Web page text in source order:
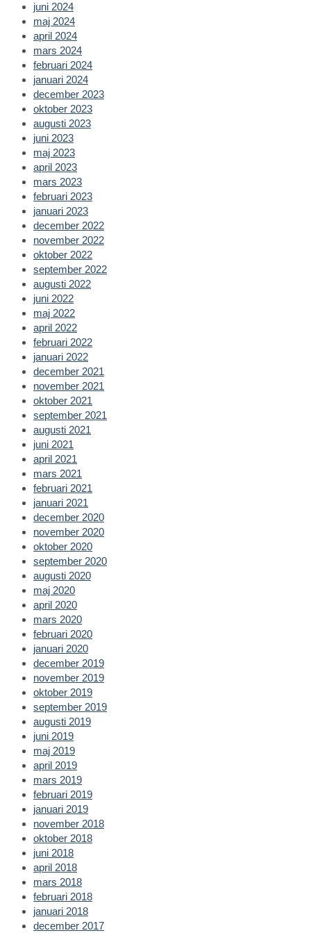
juni 2024
maj 2024
april 2024
mars 2024
februari 2024
januari 2024
december 2023
oktober 2023
augusti 2023
juni 2023
maj 2023
april 2023
mars 2023
februari 2023
januari 2023
december 2022
november 2022
oktober 2022
september 2022
augusti 2022
juni 2022
maj 2022
april 2022
februari 2022
januari 2022
december 2021
november 2021
oktober 2021
september 2021
augusti 2021
juni 2021
april 2021
mars 2021
februari 2021
januari 2021
december 2020
november 2020
oktober 2020
september 2020
augusti 2020
maj 2020
april 2020
mars 2020
februari 2020
januari 2020
december 2019
november 2019
oktober 2019
september 2019
augusti 2019
juni 2019
maj 2019
april 2019
mars 2019
februari 2019
januari 2019
november 2018
oktober 2018
juni 2018
april 2018
mars 2018
februari 2018
januari 2018
december 2017